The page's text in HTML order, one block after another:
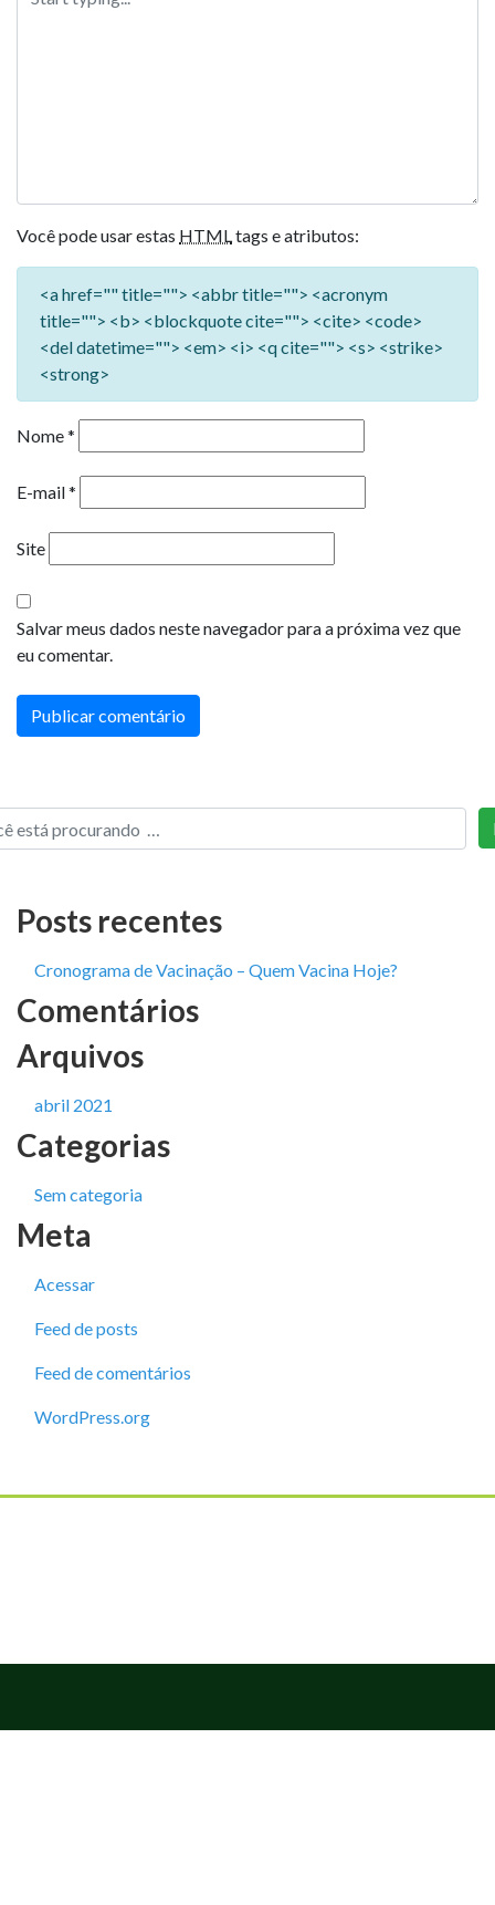
Você pode usar estas HTMLtags e atributos:
<a href="" title=""> <abbr title=""> <acronym
title=""> <b> <blockquote cite=""> <cite> <code>
<del datetime=""> <em> <i> <q cite=""> <s> <strike>
<strong>
Nome*
E-mail*
Site
Salvar meus dados neste navegador para a próxima vez que
eu comentar.
Posts recentes
Cronograma de Vacinação – Quem Vacina Hoje?
Comentários
Arquivos
abril 2021
Categorias
Sem categoria
Meta
Acessar
Feed de posts
Feed de comentários
WordPress.org